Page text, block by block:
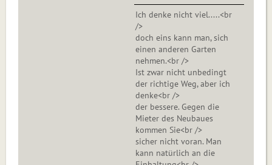
Ich denke nicht viel.....<br
/>
doch eins kann man, sich
einen anderen Garten
nehmen.<br />
Ist zwar nicht unbedingt
der richtige Weg, aber ich
denke<br />
der bessere. Gegen die
Mieter des Neubaues
kommen Sie<br />
sicher nicht voran. Man
kann natürlich an die